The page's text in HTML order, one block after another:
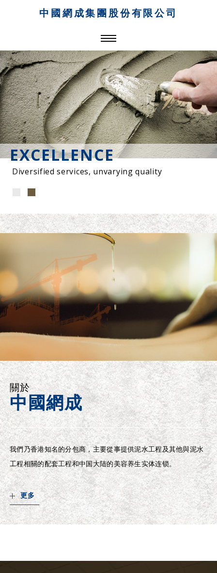
中國網成集團股份有限公司
PROFESSIONAL
Always dedicated and devoted
關於
中國網成
我們乃香港知名的分包商，主要從事提供泥水工程及其他與泥水
工程相關的配套工程和中国大陆的美容养生实体连锁。
更多